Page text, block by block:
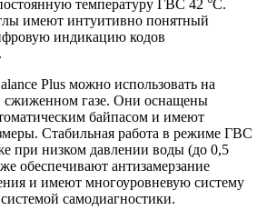
температуру ГВС 42 °С.
имеют интуитивно понятный
индикацию кодов
Plus можно использовать на
сжиженном газе. Они оснащены
байпасом и имеют
Стабильная работа в режиме ГВС
при низком давлении воды (до 0,5
обеспечивают антизамерзание
и имеют многоуровневую систему
самодиагностики.